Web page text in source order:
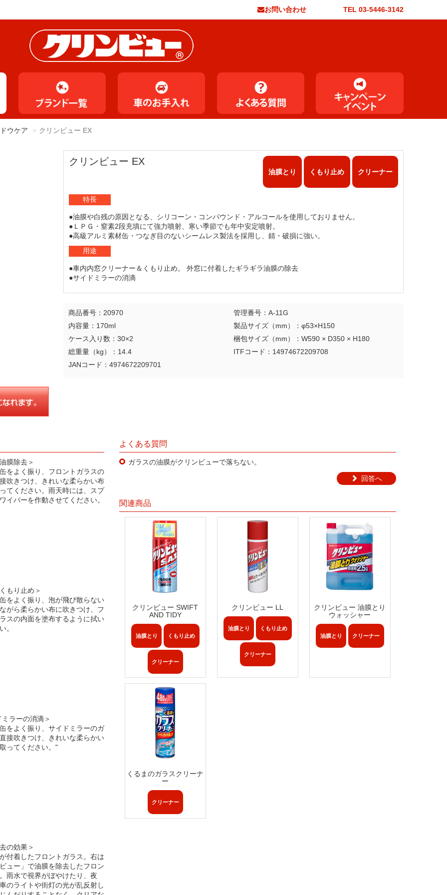
お問い合わせ TEL 03-5446-3142
ウケア クリンビュー EX
クリンビュー EX
油膜とり くもり止め クリーナー
特長
●油膜や白残の原因となる、シリコーン・コンパウンド・アルコールを使用しておりません。
●ＬＰＧ・窒素2段充填にて強力噴射、寒い季節でも年中安定噴射。
●高級アルミ素材缶・つなぎ目のないシームレス製法を採用し、錆・破損に強い。
用途
●車内内窓クリーナー＆くもり止め。 外窓に付着したギラギラ油膜の除去
●サイドミラーの消滴
商品番号：20970
管理番号：A-11G
内容量：170ml
製品サイズ（mm）：φ53×H150
ケース入り数：30×2
梱包サイズ（mm）：W590 × D350 × H180
総重量（kg）：14.4
ITFコード：14974672209708
JANコード：4974672209701
膜除去＞
をよく振り、フロントガラスの
吹きつけ、きれいな柔らかい布
てください。雨天時には、スプ
イパーを作動させてください。
もり止め＞
をよく振り、泡が飛び散らない
がら柔らかい布に吹きつけ、フ
スの内面を塗布するように拭い
。
ラーの消滴＞
をよく振り、サイドミラーのガ
接吹きつけ、きれいな柔らかい
ってください。"
の効果＞
付着したフロントガラス。右は
ュー」で油膜を除去したフロン
雨水で視界がぼやけたり、夜
のライトや街灯の光が乱反射し
よくある質問
ガラスの油膜がクリンビューで落ちない。
回答へ
関連商品
クリンビュー SWIFT
AND TIDY
油膜とり くもり止め
クリーナー
クリンビュー LL
油膜とり くもり止め
クリーナー
クリンビュー 油膜とり
ウォッシャー
油膜とり クリーナー
くるまのガラスクリーナ
ー
クリーナー